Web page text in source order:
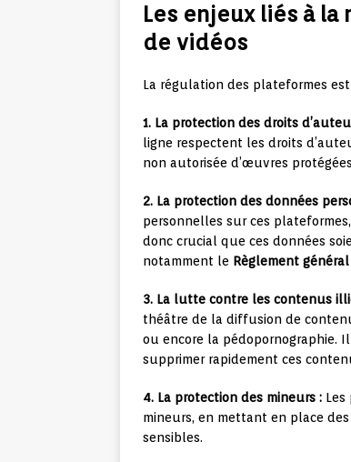
Les enjeux liés à
de vidéos
La régulation des plateformes
1. La protection des droits
ligne respectent les droits
non autorisée d’œuvres
2. La protection des données
personnelles sur ces
donc crucial que ces données
notamment le Règlement
3. La lutte contre les contenus
théâtre de la diffusion de
ou encore la pédopornographie.
supprimer rapidement ces
4. La protection des mineurs :
mineurs, en mettant en place
sensibles.